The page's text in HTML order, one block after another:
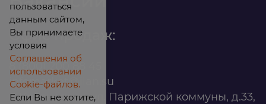
Офис продаж:
infomarket@ilan.su
г. Красноярск, ул. Парижской коммуны, д.33,
пользоваться
данным сайтом,
Вы принимаете
условия
Соглашения об
использовании
Cookie-файлов.
Если Вы не хотите,